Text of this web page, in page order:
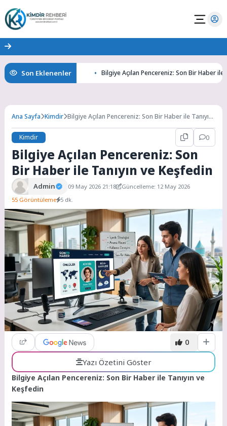
Son Eklenenler
Keşfedin Bilgiye Açılan Pencereniz: Son Bir Haber ile
Ana Sayfa Kimdir Bilgiye Açılan Pencereniz: Son Bir Haber ile Tanıyın
Kimdir
0
Bilgiye Açılan Pencereniz: Son
Bir Haber ile Tanıyın ve Keşfedin
Admin 09 May 2026 21:18
Güncelleme: 12 May 2026
55 Görüntüleme 5 dk.
0
Yazı Özetini Göster
Bilgiye Açılan Pencereniz: Son Bir Haber ile Tanıyın ve
Keşfedin